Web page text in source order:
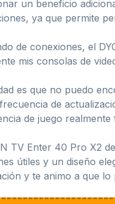
un beneficio
ya que permite
de conexiones, el
mis consolas de
es que no puedo
de
de juego
TV Enter 40 Pro X2
útiles y un diseño
y te animo a que lo